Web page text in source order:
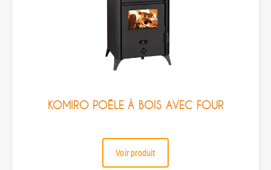
KOMIRO POÊLE À BOIS AVEC FOUR
Voir produit